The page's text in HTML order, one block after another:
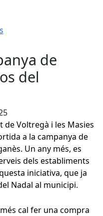
de
del
de Voltregà i les Masies
a la campanya de
Un any més, es
dels establiments
iniciativa, que ja
Nadal al municipi.
cal fer una compra